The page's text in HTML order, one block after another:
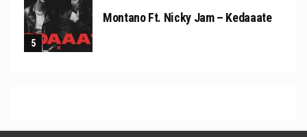
Montano Ft. Nicky Jam – Kedaaate